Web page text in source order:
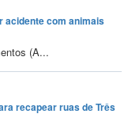
acidente com animais
(A...
recapear ruas de Três